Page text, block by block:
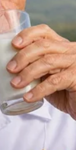
MOŽE
više od
razgovora